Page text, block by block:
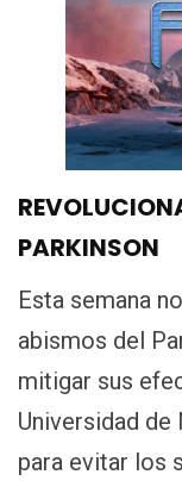
PARKINSON
Esta semana
abismos del
mitigar sus
Universidad de
para evitar los